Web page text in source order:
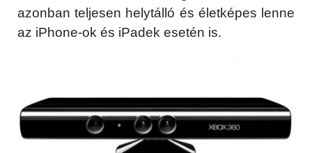
azonban teljesen helytálló és életképes lenne
az iPhone-ok és iPadek esetén is.